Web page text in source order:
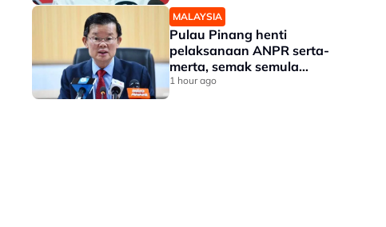
MALAYSIA
Pulau Pinang henti
pelaksanaan ANPR serta-
merta, semak semula
perincian - Chow
1 hour ago